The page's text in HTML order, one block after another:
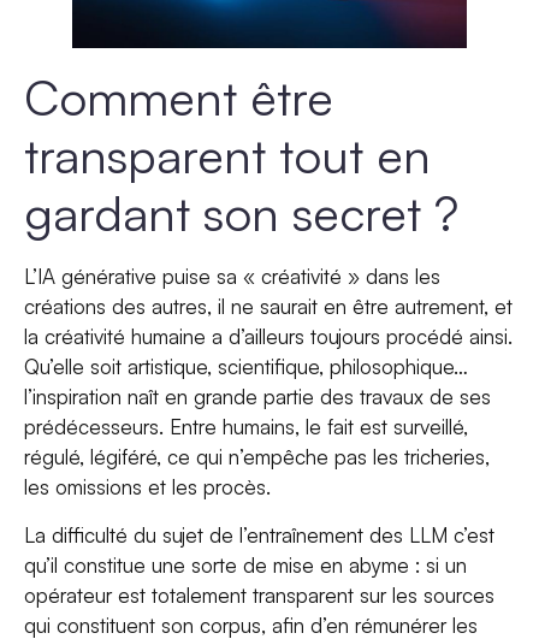
Comment être
transparent tout en
gardant son secret ?
L’IA générative puise sa « créativité » dans les
créations des autres, il ne saurait en être autrement, et
la créativité humaine a d’ailleurs toujours procédé ainsi.
Qu’elle soit artistique, scientifique, philosophique…
l’inspiration naît en grande partie des travaux de ses
prédécesseurs. Entre humains, le fait est surveillé,
régulé, légiféré, ce qui n’empêche pas les tricheries,
les omissions et les procès.
La difficulté du sujet de l’entraînement des LLM c’est
qu’il constitue une sorte de mise en abyme : si un
opérateur est totalement transparent sur les sources
qui constituent son corpus, afin d’en rémunérer les